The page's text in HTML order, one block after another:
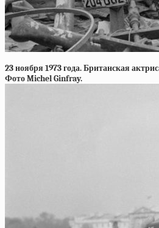
23 ноября 1973 года. Британская
Фото Michel Ginfray.